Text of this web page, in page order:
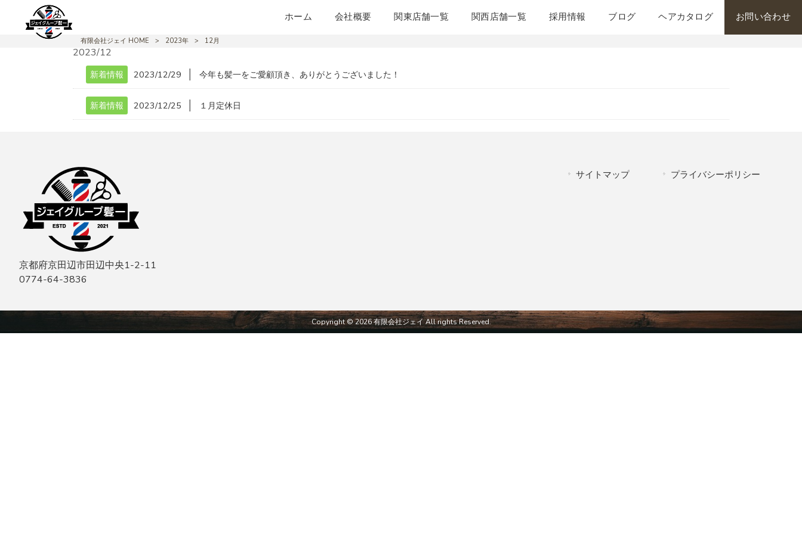
ホーム 会社概要 関東店舗一覧 関西店舗一覧 採用情報 ブログ ヘアカタログ お問い合わせ
有限会社ジェイ HOME > 2023年 > 12月
2023/12
新着情報 2023/12/29 今年も髪一をご愛顧頂き、ありがとうございました！
新着情報 2023/12/25 １月定休日
サイトマップ プライバシーポリシー
京都府京田辺市田辺中央1-2-11
0774-64-3836
Copyright © 2026 有限会社ジェイ All rights Reserved.